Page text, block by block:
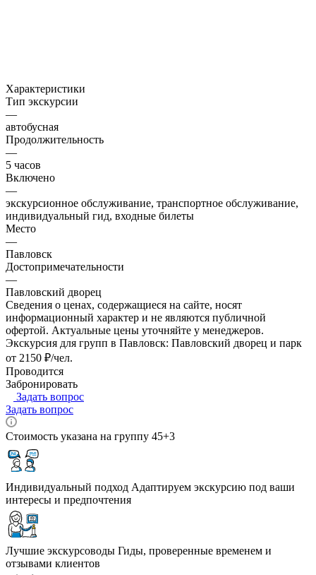
Характеристики
Тип экскурсии
—
автобусная
Продолжительность
—
5 часов
Включено
—
экскурсионное обслуживание, транспортное обслуживание,
индивидуальный гид, входные билеты
Место
—
Павловск
Достопримечательности
—
Павловский дворец
Сведения о ценах, содержащиеся на сайте, носят
информационный характер и не являются публичной
офертой. Актуальные цены уточняйте у менеджеров.
Экскурсия для групп в Павловск: Павловский дворец и парк
от 2150 ₽/чел.
Проводится
Забронировать
Задать вопрос
Задать вопрос
Стоимость указана на группу 45+3
Индивидуальный подход Адаптируем экскурсию под ваши
интересы и предпочтения
Лучшие экскурсоводы Гиды, проверенные временем и
отзывами клиентов